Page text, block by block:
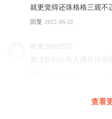
就更觉得还珠格格三观不
回复 2022-06-22
听友20062557
真没想到会有人播反琼瑶
查看